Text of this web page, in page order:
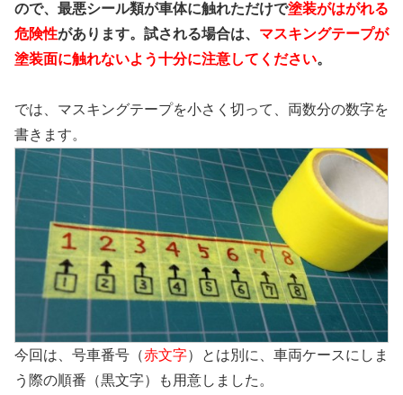
ので、最悪シール類が車体に触れただけで塗装がはがれる
危険性があります。試される場合は、 マスキングテープが
塗装面に触れないよう十分に注意してください。
では、マスキングテープを小さく切って、両数分の数字を
書きます。
今回は、号車番号（赤文字）とは別に、車両ケースにしま
う際の順番（黒文字）も用意しました。